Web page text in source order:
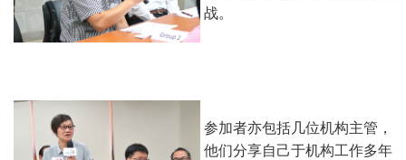
战。
参加者亦包括几位机构主管，
他们分享自己于机构工作多年